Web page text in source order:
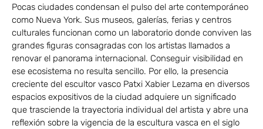
Pocas ciudades condensan el pulso del arte contemporáneo
como Nueva York. Sus museos, galerías, ferias y centros
culturales funcionan como un laboratorio donde conviven las
grandes figuras consagradas con los artistas llamados a
renovar el panorama internacional. Conseguir visibilidad en
ese ecosistema no resulta sencillo. Por ello, la presencia
creciente del escultor vasco Patxi Xabier Lezama en diversos
espacios expositivos de la ciudad adquiere un significado
que trasciende la trayectoria individual del artista y abre una
reflexión sobre la vigencia de la escultura vasca en el siglo